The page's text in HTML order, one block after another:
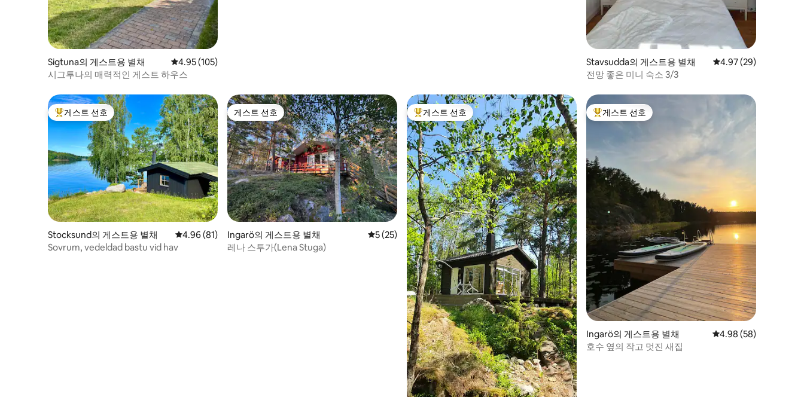
Sigtuna의 게스트용 별채 평점 4.95점(5점 만점), 후기 105개
4.95 (105)
시그투나의 매력적인 게스트 하우스
Stavsudda의 게스트용 별채 평점 4.97점(5점 만점),
4.97 (29)
전망 좋은 미니 숙소 3/3
상위 게스트 선호
게스트 선호
Stocksund의 게스트용 별채 평점 4.96점(5점 만점), 후기 81개
4.96 (81)
Sovrum, vedeldad bastu vid hav
게스트 선호
게스트 선호
Ingarö의 게스트용 별채 평점 5점(5점 만점), 후기 25개
5 (25)
레나 스투가(Lena Stuga)
상위 게스트 선호
게스트 선호 상위 게스트 선호
게스트 선호
Ingarö의 게스트용 별채 평점 4.98점(5점 만점),
4.98 (58)
호수 옆의 작고 멋진 새집